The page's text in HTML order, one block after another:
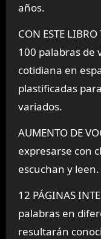
años.
CON ESTE
100 palabras de
cotidiana en
plastificadas
variados.
AUMENTO DE
expresarse con
escuchan y leen.
12 PÁGINAS
palabras en
resultarán